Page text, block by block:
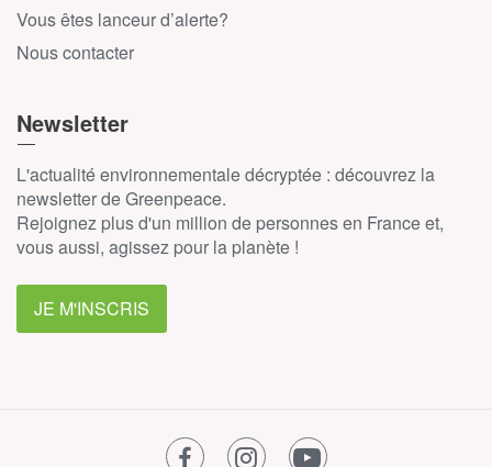
Vous êtes lanceur d’alerte?
Nous contacter
Newsletter
L'actualité environnementale décryptée : découvrez la
newsletter de Greenpeace.
Rejoignez plus d'un million de personnes en France et,
vous aussi, agissez pour la planète !
JE M'INSCRIS
facebookinstagramyoutube